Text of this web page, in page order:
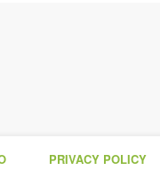
PRIVACY POLICY